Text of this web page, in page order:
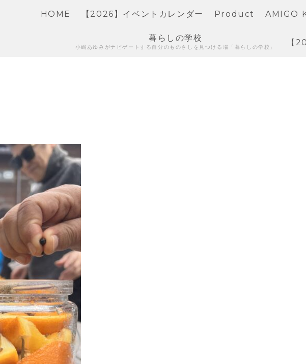
HOME 【2026】イベントカレンダー Product AMIGO
暮らしの学校
小嶋あゆみがナビゲートする自分のものさしを見つける場「暮らしの学校」 【